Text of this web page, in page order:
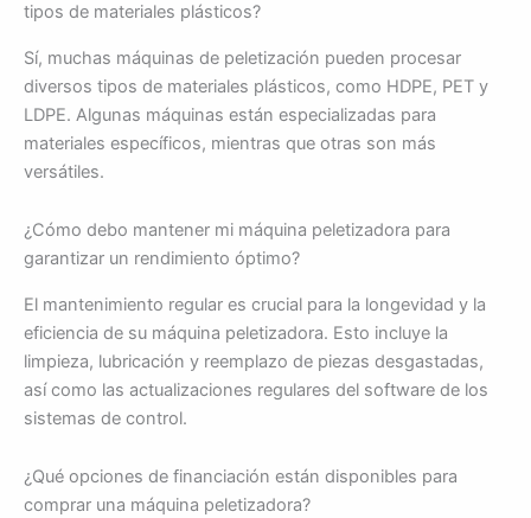
tipos de materiales plásticos?
Sí, muchas máquinas de peletización pueden procesar
diversos tipos de materiales plásticos, como HDPE, PET y
LDPE. Algunas máquinas están especializadas para
materiales específicos, mientras que otras son más
versátiles.
¿Cómo debo mantener mi máquina peletizadora para
garantizar un rendimiento óptimo?
El mantenimiento regular es crucial para la longevidad y la
eficiencia de su máquina peletizadora. Esto incluye la
limpieza, lubricación y reemplazo de piezas desgastadas,
así como las actualizaciones regulares del software de los
sistemas de control.
¿Qué opciones de financiación están disponibles para
comprar una máquina peletizadora?